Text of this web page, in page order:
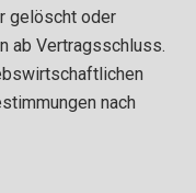
gelöscht oder
ab Vertragsschluss.
nach